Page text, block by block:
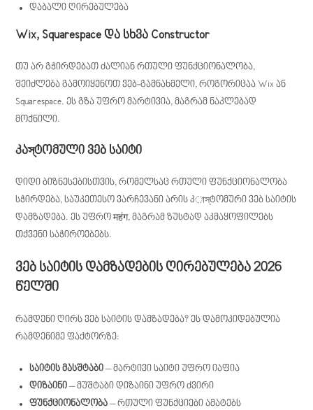
დაბალი ღირებულება
Wix, Squarespace და სხვა Constructor
თუ არ გჭირდებათ ძალიან რთული ფუნქციონალობა,
შეიძლება გამოიყენოთ ვებ-გამნახმელი, როგორიცაა Wix ან
Squarespace. ეს გზა უფრო მარტივია, მაგრამ ნაკლებად
მოქნილი.
კაস্ტომული ვებ საიტი
დიდი ბიზნესებისთვის, რომელსაც რთული ფუნქციონალობა
სჭირდება, საუკეთესო ვარჩევანი არის კাস্ტომური ვებ საიტის
დამზადება. ეს უფრო महंग, მაგრამ ზუსტად აკმაყოფილებს
თქვენი საჭიროებებს.
ვებ საიტის დამზადების ღირებულება 2026
წელში
რამდენი ღირს ვებ საიტის დამზადება? ეს დამოკიდებულია
რამდენიმე ფაქტორზე:
საიტის მასშტაბი – მარტივი საიტი უფრო იაფია
დიზაინი – მუშტაბი დიზაინი უფრო ძვირი
ფუნქციონალობა – რთული ფუნქციები ამატებს